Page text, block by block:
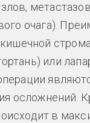
очага).
или
осложнений.
в